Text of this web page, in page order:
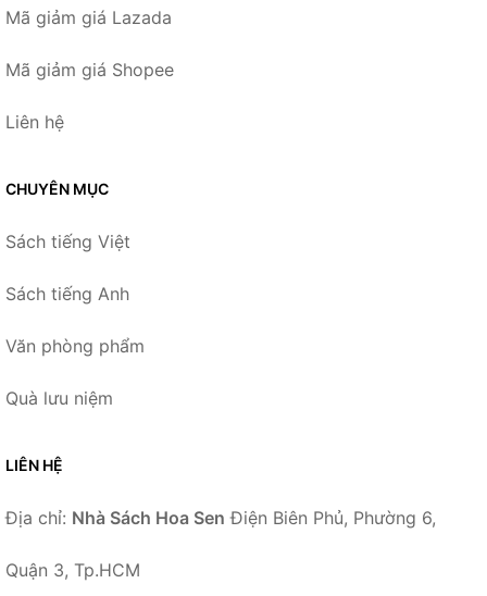
Mã giảm giá Lazada
Mã giảm giá Shopee
Liên hệ
CHUYÊN MỤC
Sách tiếng Việt
Sách tiếng Anh
Văn phòng phẩm
Quà lưu niệm
LIÊN HỆ
Địa chỉ: Nhà Sách Hoa Sen Điện Biên Phủ, Phường 6,
Quận 3, Tp.HCM